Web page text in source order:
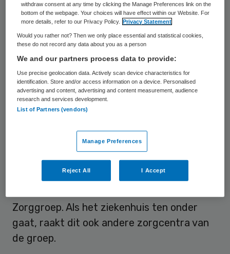
De instelling is onder meer in de problemen
gekomen door ongunstige financiering van
een nieuw onderkomen. Daarnaast viel de
verkoop van het oude gebouw tegen.
“Zonder maatregelen ontstaan er mogelijk
later dit jaar al risico’s voor de continuïteit
van de zorgverlening door het ziekenhuis”,
Hij draagt bij aan de redding van het
Maasziekenhuis omdat het een belangrijke
aanbieder van zorg in de regio is. Het
Zorggroep. Als het ziekenhuis ten onder
gaat, raakt dit ook andere zorgcentra van
de groep.
withdraw consent at any time by clicking the Manage Preferences link on the
bottom of the webpage. Your choices will have effect within our Website. For
more details, refer to our Privacy Policy.
Privacy Statement
Would you rather not? Then we only place essential and statistical cookies,
these do not record any data about you as a person
We and our partners process data to provide:
Use precise geolocation data. Actively scan device characteristics for
identification. Store and/or access information on a device. Personalised
advertising and content, advertising and content measurement, audience
research and services development.
List of Partners (vendors)
Manage Preferences
Reject All I Accept